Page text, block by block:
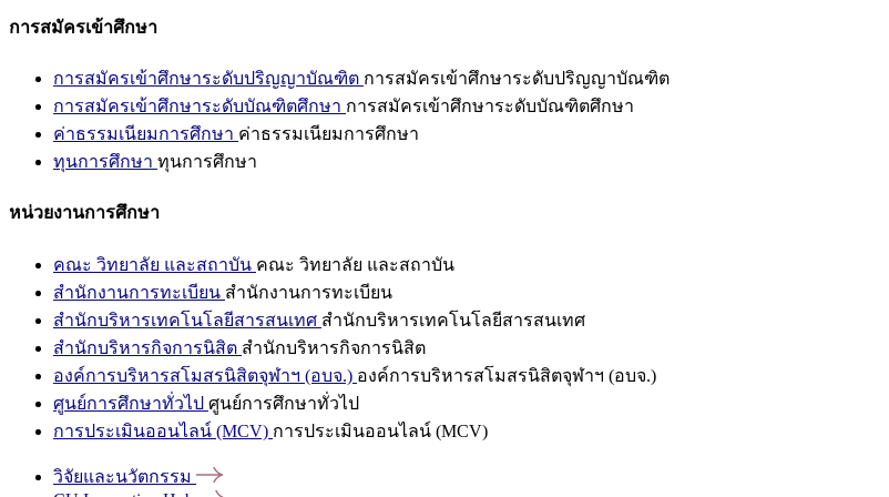
การสมัครเข้าศึกษา
การสมัครเข้าศึกษาระดับปริญญาบัณฑิต การสมัครเข้าศึกษาระดับปริญญาบัณฑิต
การสมัครเข้าศึกษาระดับบัณฑิตศึกษา การสมัครเข้าศึกษาระดับบัณฑิตศึกษา
ค่าธรรมเนียมการศึกษา ค่าธรรมเนียมการศึกษา
ทุนการศึกษา ทุนการศึกษา
หน่วยงานการศึกษา
คณะ วิทยาลัย และสถาบัน คณะ วิทยาลัย และสถาบัน
สำนักงานการทะเบียน สำนักงานการทะเบียน
สำนักบริหารเทคโนโลยีสารสนเทศ สำนักบริหารเทคโนโลยีสารสนเทศ
สำนักบริหารกิจการนิสิต สำนักบริหารกิจการนิสิต
องค์การบริหารสโมสรนิสิตจุฬาฯ (อบจ.) องค์การบริหารสโมสรนิสิตจุฬาฯ (อบจ.)
ศูนย์การศึกษาทั่วไป ศูนย์การศึกษาทั่วไป
การประเมินออนไลน์ (MCV) การประเมินออนไลน์ (MCV)
วิจัยและนวัตกรรม